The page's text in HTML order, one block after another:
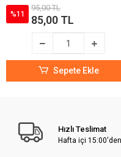
%11
95,00 TL
85,00 TL
Sepete Ekle
Hızlı Teslimat
Hafta içi